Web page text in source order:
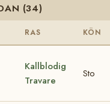
(34)
RAS KÖN
Kallblodig
Travare
Sto